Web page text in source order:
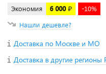
Экономия 6 000 ₽
-10%
Нашли дешевле?
Доставка по Москве и МО
Доставка в другие регионы